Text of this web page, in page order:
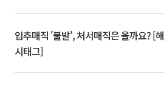
입추매직 '불발', 처서매직은 올까요? [해
시태그]